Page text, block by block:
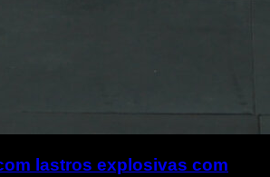
lastros explosivas com